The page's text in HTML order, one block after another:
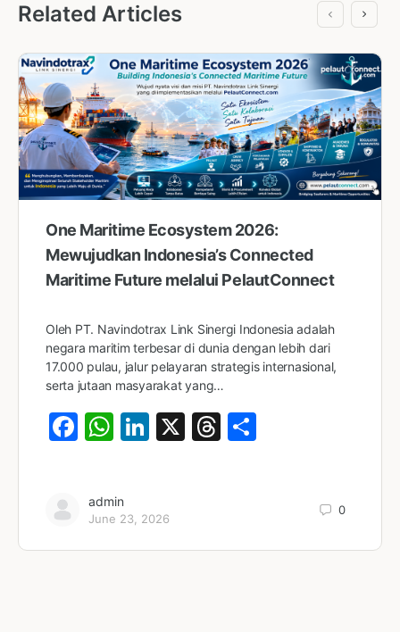
Related Articles
One Maritime Ecosystem 2026:
Mewujudkan Indonesia’s Connected
Maritime Future melalui PelautConnect
Oleh PT. Navindotrax Link Sinergi Indonesia adalah
negara maritim terbesar di dunia dengan lebih dari
17.000 pulau, jalur pelayaran strategis internasional,
serta jutaan masyarakat yang…
Facebook
WhatsApp
LinkedIn
X Threads
admin
June 23, 2026
0